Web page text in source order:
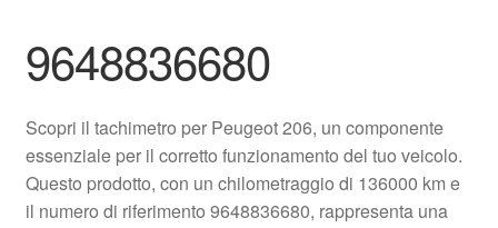
Contatto
Il mio account
Pagamenti
9648836680
Scopri il tachimetro per Peugeot 206, un componente
essenziale per il corretto funzionamento del tuo veicolo.
Questo prodotto, con un chilometraggio di 136000 km e
il numero di riferimento 9648836680, rappresenta una